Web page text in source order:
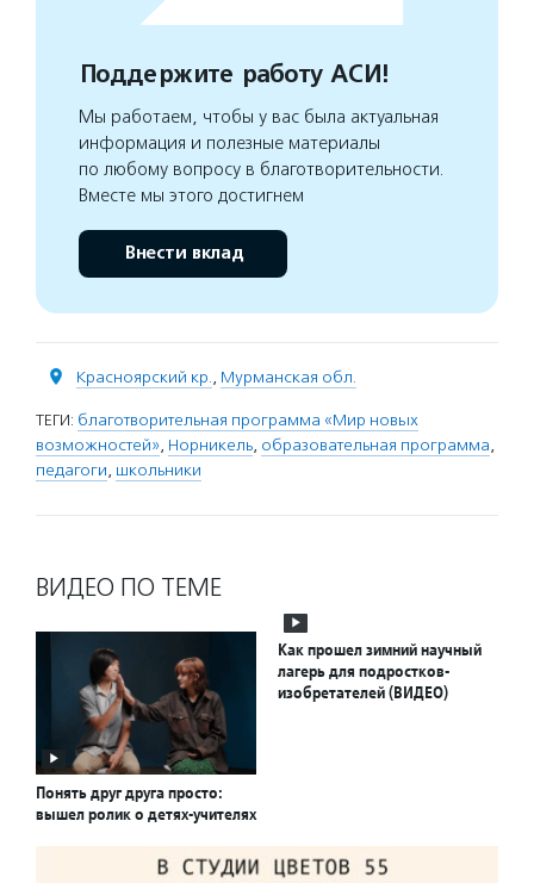
Поддержите работу АСИ!
Мы работаем, чтобы у вас была актуальная
информация и полезные материалы
по любому вопросу в благотворительности.
Вместе мы этого достигнем
Внести вклад
Красноярский кр., Мурманская обл.
ТЕГИ: благотворительная программа «Мир новых
возможностей», Норникель, образовательная программа,
педагоги, школьники
ВИДЕО ПО ТЕМЕ
Понять друг друга просто:
вышел ролик о детях-учителях
Как прошел зимний научный
лагерь для подростков-
изобретателей (ВИДЕО)